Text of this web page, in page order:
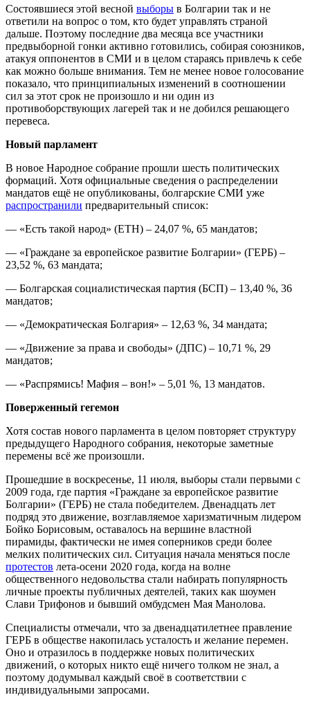
Состоявшиеся этой весной выборы в Болгарии так и не
ответили на вопрос о том, кто будет управлять страной
дальше. Поэтому последние два месяца все участники
предвыборной гонки активно готовились, собирая союзников,
атакуя оппонентов в СМИ и в целом стараясь привлечь к себе
как можно больше внимания. Тем не менее новое голосование
показало, что принципиальных изменений в соотношении
сил за этот срок не произошло и ни один из
противоборствующих лагерей так и не добился решающего
перевеса.
Новый парламент
В новое Народное собрание прошли шесть политических
формаций. Хотя официальные сведения о распределении
мандатов ещё не опубликованы, болгарские СМИ уже
распространили предварительный список:
— «Есть такой народ» (ЕТН) – 24,07 %, 65 мандатов;
— «Граждане за европейское развитие Болгарии» (ГЕРБ) –
23,52 %, 63 мандата;
— Болгарская социалистическая партия (БСП) – 13,40 %, 36
мандатов;
— «Демократическая Болгария» – 12,63 %, 34 мандата;
— «Движение за права и свободы» (ДПС) – 10,71 %, 29
мандатов;
— «Распрямись! Мафия – вон!» – 5,01 %, 13 мандатов.
Поверженный гегемон
Хотя состав нового парламента в целом повторяет структуру
предыдущего Народного собрания, некоторые заметные
перемены всё же произошли.
Прошедшие в воскресенье, 11 июля, выборы стали первыми с
2009 года, где партия «Граждане за европейское развитие
Болгарии» (ГЕРБ) не стала победителем. Двенадцать лет
подряд это движение, возглавляемое харизматичным лидером
Бойко Борисовым, оставалось на вершине властной
пирамиды, фактически не имея соперников среди более
мелких политических сил. Ситуация начала меняться после
протестов лета-осени 2020 года, когда на волне
общественного недовольства стали набирать популярность
личные проекты публичных деятелей, таких как шоумен
Слави Трифонов и бывший омбудсмен Мая Манолова.
Специалисты отмечали, что за двенадцатилетнее правление
ГЕРБ в обществе накопилась усталость и желание перемен.
Оно и отразилось в поддержке новых политических
движений, о которых никто ещё ничего толком не знал, а
поэтому додумывал каждый своё в соответствии с
индивидуальными запросами.